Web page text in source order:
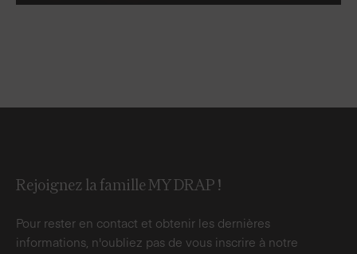
Rejoignez la famille MY DRAP !
Pour rester en contact et obtenir les dernières
informations, n'oubliez pas de vous inscrire à notre